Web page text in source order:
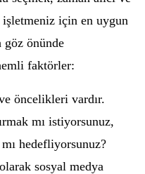
için en uygun
göz önünde
faktörler:
öncelikleri vardır.
mı istiyorsunuz,
hedefliyorsunuz?
sosyal medya